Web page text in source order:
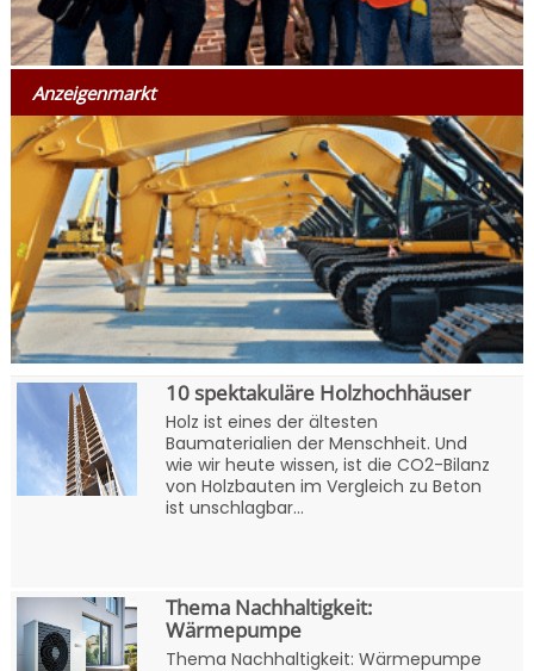
Anzeigenmarkt
10 spektakuläre Holzhochhäuser
Holz ist eines der ältesten
Baumaterialien der Menschheit. Und
wie wir heute wissen, ist die CO2-Bilanz
von Holzbauten im Vergleich zu Beton
ist unschlagbar...
Thema Nachhaltigkeit:
Wärmepumpe
Thema Nachhaltigkeit: Wärmepumpe